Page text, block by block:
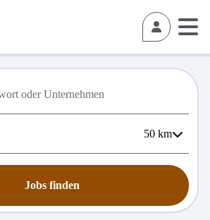
50 km
Jobs finden